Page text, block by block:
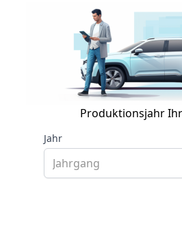
Produktionsjahr
Jahr